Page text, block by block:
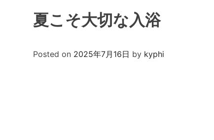
夏こそ大切な入浴
Posted on 2025年7月16日 by kyphi